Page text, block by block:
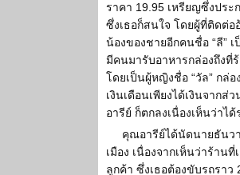
ราคา 19.95 เหรียญซึ่งปร
ซึ่งเธอก็สนใจ โดยผู้ที่ติดต่อ
น้องของชายอีกคนชื่อ “ลี”
มีคนมารับอาหารกล่องถึงที่
โดยเป็นผู้หญิงชื่อ “วัล” กล่อ
เงินเดือนเพียงได้เงินจาก
อารีย์ ก็ตกลงเนื่องเห็นว่าไ
คุณอารีย์ได้นัดนายธันว
เมือง เนื่องจากเห็นว่าร้าน
ลูกค้า ซึ่งเธอต้องขับรถรา